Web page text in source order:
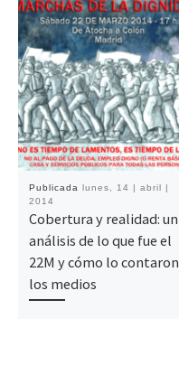
Publicada
lunes, 14 | abril |
2014
Cobertura y realidad: un
análisis de lo que fue el
22M y cómo lo contaron
los medios